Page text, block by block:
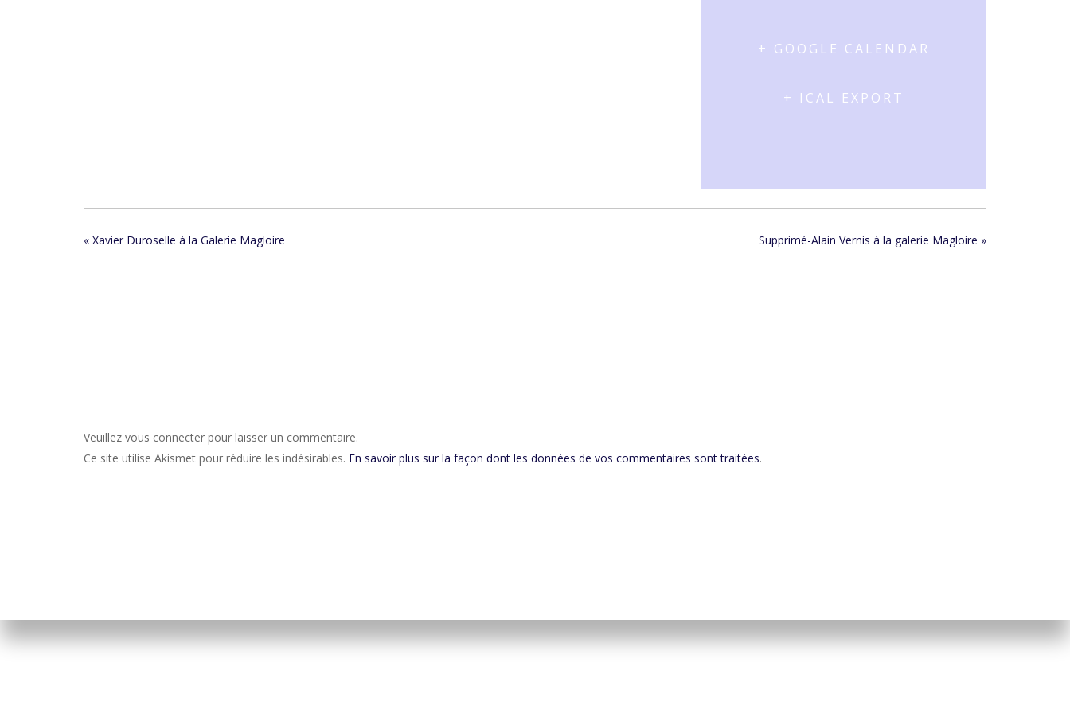
+ GOOGLE CALENDAR
+ ICAL EXPORT
« Xavier Duroselle à la Galerie Magloire Supprimé-Alain Vernis à la galerie Magloire »
Veuillez vous connecter pour laisser un commentaire.
Ce site utilise Akismet pour réduire les indésirables. En savoir plus sur la façon dont les données de vos commentaires sont traitées.